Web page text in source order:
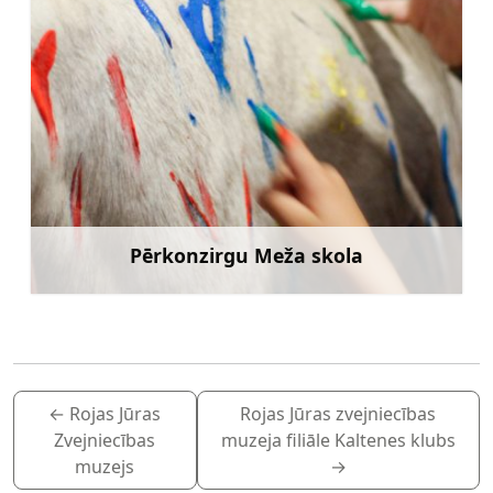
Pērkonzirgu Meža skola
Uzzināt vairāk
← Rojas Jūras
Zvejniecības
muzejs
Rojas Jūras zvejniecības
muzeja filiāle Kaltenes klubs
→